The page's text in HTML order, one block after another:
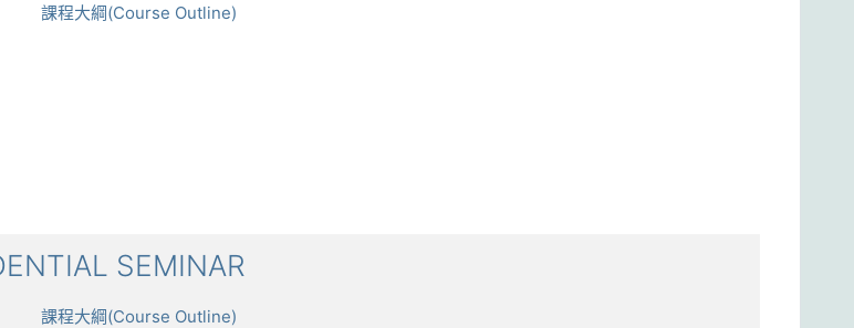
課程大綱(Course Outline)
SEMINAR
課程大綱(Course Outline)